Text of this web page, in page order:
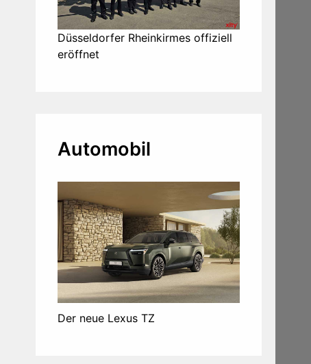
Düsseldorfer Rheinkirmes offiziell
eröffnet
Automobil
Der neue Lexus TZ